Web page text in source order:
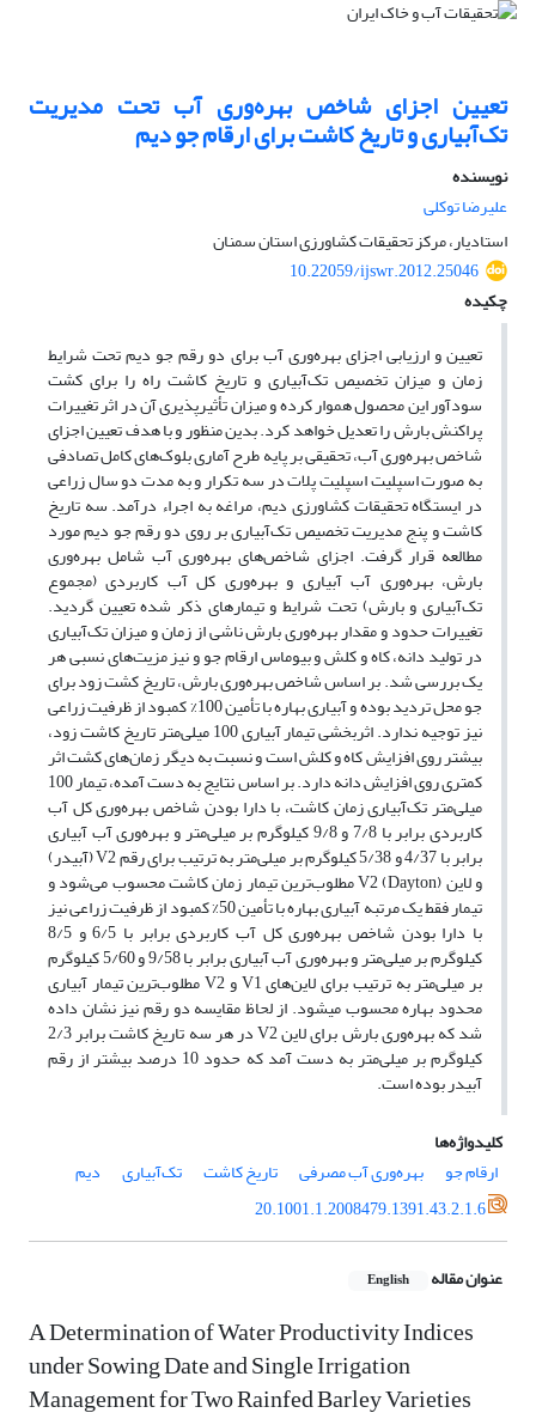
تعیین اجزای شاخص بهره‌وری آب تحت مدیریت
تک‌آبیاری و تاریخ کاشت برای ارقام جو دیم
نویسنده
علیرضا توکلی
استادیار، مرکز تحقیقات کشاورزی استان سمنان
10.22059/ijswr.2012.25046
چکیده
تعیین و ارزیابی اجزای بهره‌وری آب برای دو رقم جو دیم تحت شرایط
زمان و میزان تخصیص تک‌آبیاری و تاریخ کاشت راه را برای کشت
سودآور این محصول هموار کرده و میزان تأثیرپذیری آن در اثر تغییرات
پراکنش بارش را تعدیل خواهد کرد. بدین منظور و با هدف تعیین اجزای
شاخص بهره‌وری آب، تحقیقی بر پایه طرح آماری بلوک‌های کامل تصادفی
به صورت اسپلیت اسپلیت پلات در سه تکرار و به مدت دو سال زراعی
در ایستگاه تحقیقات کشاورزی دیم، مراغه به اجراء در‌آمد. سه تاریخ
کاشت و پنج مدیریت تخصیص تک‌‌آبیاری بر روی دو رقم جو دیم مورد
مطالعه قرار گرفت. اجزای شاخص‌‎های بهره‌وری آب شامل بهره‌وری
بارش، بهره‌وری آب آبیاری و بهره‌وری کل آب کاربردی (مجموع
تک‌آبیاری و بارش) تحت شرایط و تیمارهای ذکر شده تعیین گردید.
تغییرات حدود و مقدار بهره‌وری بارش ناشی از زمان و میزان تک‌آبیاری
در تولید دانه، کاه و کلش و بیوماس ارقام جو و نیز مزیت‌های نسبی هر
یک بررسی شد. بر اساس شاخص بهره‌وری بارش، تاریخ کشت زود برای
جو محل تردید بوده و آبیاری بهاره با تأمین 100% کمبود از ظرفیت زراعی
نیز توجیه ندارد. اثربخشی تیمار آبیاری 100 میلی‌متر تاریخ کاشت زود،
بیشتر روی افزایش کاه و کلش است و نسبت به دیگر زمان‌های کشت اثر
کم‎تری روی افزایش دانه دارد. بر اساس نتایج به دست آمده، تیمار 100
میلی‌متر تک‌آبیاری زمان کاشت، با دارا بودن شاخص بهره‌وری کل آب
کاربردی برابر با 7/8 و 9/8 کیلوگرم بر میلی‌متر و بهره‌وری آب آبیاری
برابر با 4/37 و 5/38 کیلوگرم بر میلی‌متر به ترتیب برای رقم V2 (آبیدر)
و لاین V2 (Dayton) مطلوب‌ترین تیمار زمان کاشت محسوب می‌‌شود و
تیمار فقط یک مرتبه آبیاری بهاره با تأمین 50% کمبود از ظرفیت زراعی نیز
با دارا بودن شاخص بهره‌وری کل آب کاربردی برابر با 6/5 و 8/5
کیلوگرم بر میلی‌متر و بهره‌وری آب آبیاری برابر با 9/58 و 5/60 کیلوگرم
بر میلی‌متر به ترتیب برای لاین‌‌های V1 و V2 مطلوب‌ترین تیمار آبیاری
محدود بهاره محسوب می‎شود. از لحاظ مقایسه دو رقم نیز نشان داده
شد که بهره‌وری بارش برای لاین V2 در هر سه تاریخ کاشت برابر 2/3
کیلوگرم بر میلی‌متر به دست آمد که حدود 10 درصد بیشتر از رقم
آبیدر بوده است.
کلیدواژه‌ها
ارقام جو
بهره‌وری آب مصرفی تاریخ کاشت تک‌آبیاری
دیم
20.1001.1.2008479.1391.43.2.1.6
عنوان مقاله English
A Determination of Water Productivity Indices
under Sowing Date and Single Irrigation
Management for Two Rainfed Barley Varieties